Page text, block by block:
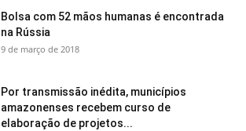
Bolsa com 52 mãos humanas é encontrada
na Rússia
9 de março de 2018
Por transmissão inédita, municípios
amazonenses recebem curso de
elaboração de projetos...